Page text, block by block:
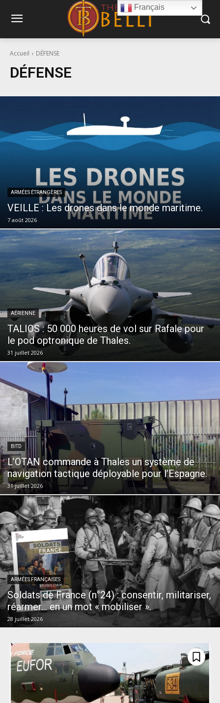
Accueil DÉFENSE
DÉFENSE
ARMÉES ÉTRANGÈRES
VEILLE : Les drones dans le monde maritime.
7 août 2026
AÉRIENNE
TALIOS : 50 000 heures de vol sur Rafale pour
le pod optronique de Thales.
31 juillet 2026
BITD
L’OTAN commande à Thales un système de
navigation tactique déployable pour l’Espagne.
31 juillet 2026
ARMÉES FRANÇAISES
Soldats de France (n°24) : consentir, militariser,
réarmer… en un mot « mobiliser ».
28 juillet 2026
Français